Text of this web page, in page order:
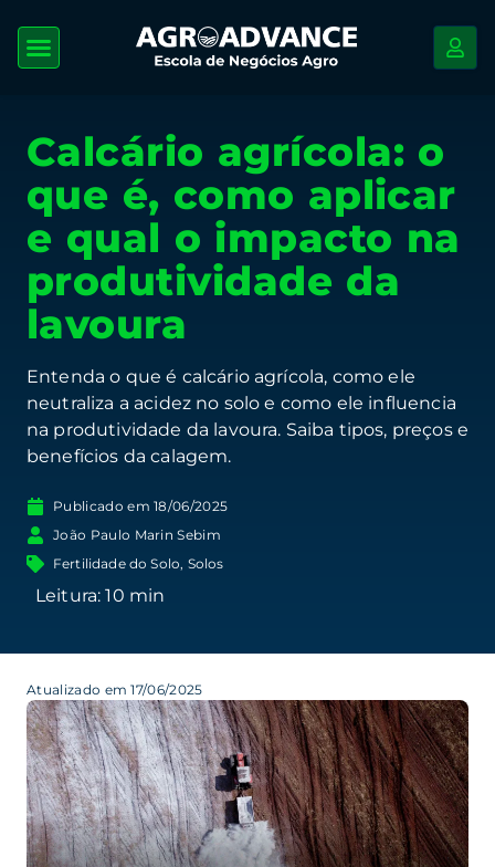
Calcário agrícola: o
que é, como aplicar
e qual o impacto na
produtividade da
lavoura
Entenda o que é calcário agrícola, como ele
neutraliza a acidez no solo e como ele influencia
na produtividade da lavoura. Saiba tipos, preços e
benefícios da calagem.
Publicado em 18/06/2025
João Paulo Marin Sebim
Fertilidade do Solo, Solos
Atualizado em 17/06/2025